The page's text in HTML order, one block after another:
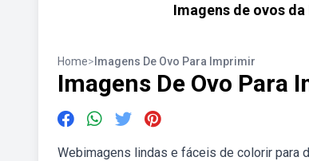
Imagens de ovos
Home> Imagens De Ovo Para Imprimir
Imagens De Ovo Para
Webimagens lindas e fáceis de colorir para